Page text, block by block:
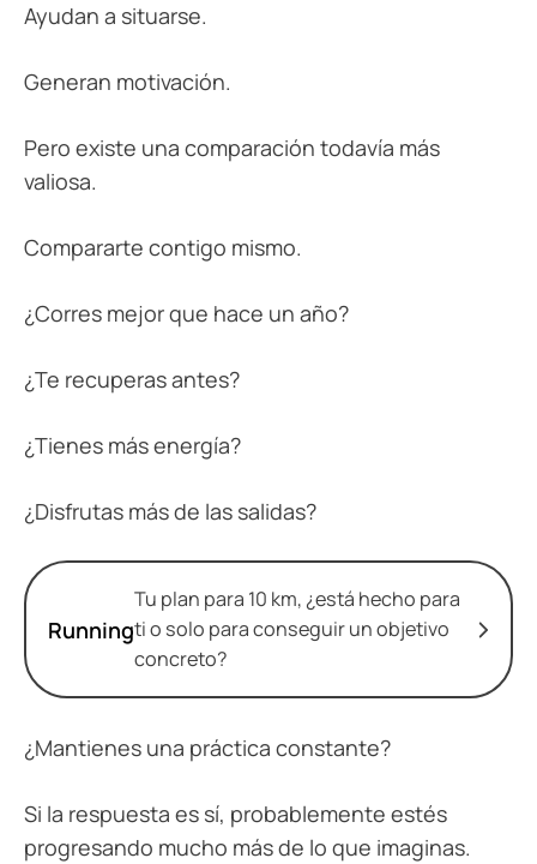
Ayudan a situarse.
Generan motivación.
Pero existe una comparación todavía más
valiosa.
Compararte contigo mismo.
¿Corres mejor que hace un año?
¿Te recuperas antes?
¿Tienes más energía?
¿Disfrutas más de las salidas?
Running
Tu plan para 10 km, ¿está hecho para
ti o solo para conseguir un objetivo
concreto?
¿Mantienes una práctica constante?
Si la respuesta es sí, probablemente estés
progresando mucho más de lo que imaginas.